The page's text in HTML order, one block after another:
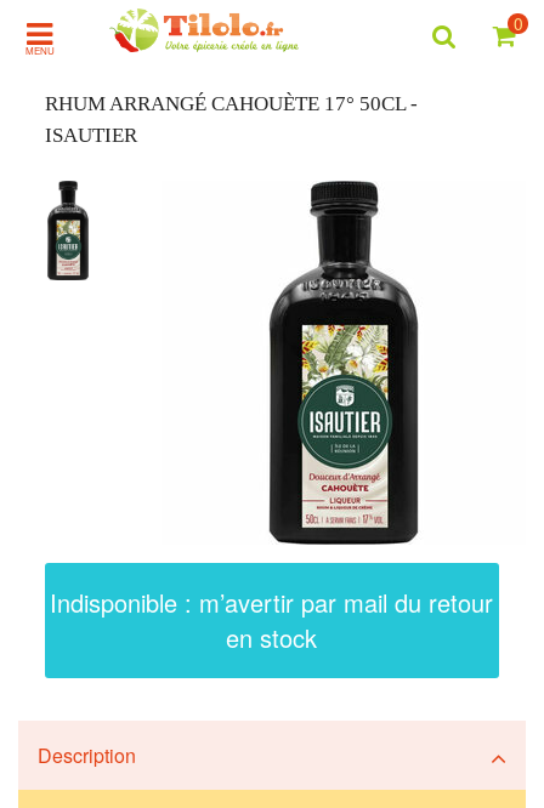
MENU
0
RHUM ARRANGÉ CAHOUÈTE 17° 50CL -
ISAUTIER
Indisponible : m’avertir par mail du retour
en stock
Description